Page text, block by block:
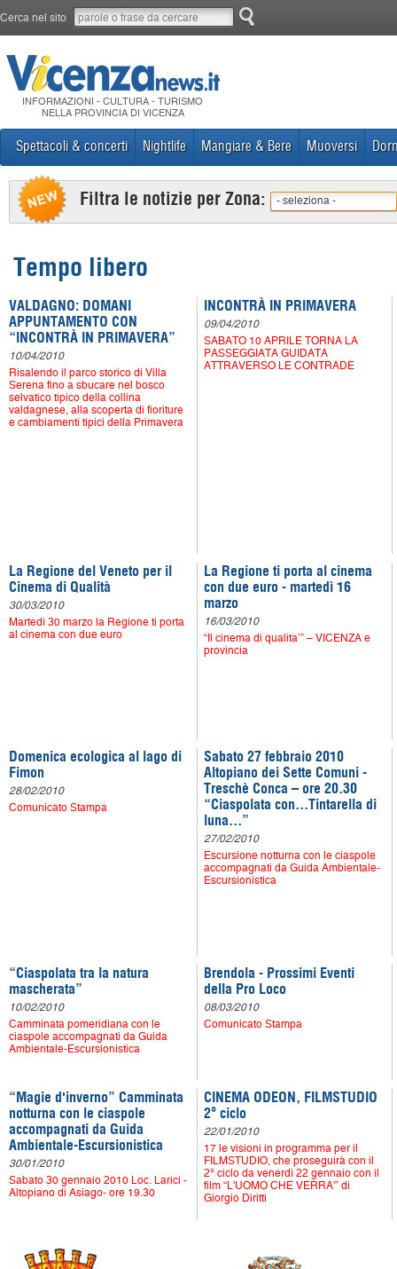
Cerca nel sito
INFORMAZIONI - CULTURA - TURISMO
NELLA PROVINCIA DI VICENZA
Spettacoli & concerti Nightlife Mangiare & Bere Muoversi
Filtra le notizie per Zona: - seleziona -
Tempo libero
VALDAGNO: DOMANI
APPUNTAMENTO CON
“INCONTRÀ IN PRIMAVERA”
10/04/2010
Risalendo il parco storico di Villa
Serena fino a sbucare nel bosco
selvatico tipico della collina
valdagnese, alla scoperta di fioriture
e cambiamenti tipici della Primavera
INCONTRÀ IN PRIMAVERA
09/04/2010
SABATO 10 APRILE TORNA LA
PASSEGGIATA GUIDATA
ATTRAVERSO LE CONTRADE
La Regione del Veneto per il
Cinema di Qualità
30/03/2010
Martedì 30 marzo la Regione ti porta
al cinema con due euro
La Regione ti porta al cinema
con due euro - martedì 16
marzo
16/03/2010
“Il cinema di qualita’” – VICENZA e
provincia
Domenica ecologica al lago di
Fimon
28/02/2010
Comunicato Stampa
Sabato 27 febbraio 2010
Altopiano dei Sette Comuni -
Treschè Conca – ore 20.30
“Ciaspolata con...Tintarella di
luna...”
27/02/2010
Escursione notturna con le ciaspole
accompagnati da Guida Ambientale-
Escursionistica
“Ciaspolata tra la natura
mascherata”
10/02/2010
Camminata pomeridiana con le
ciaspole accompagnati da Guida
Ambientale-Escursionistica
Brendola - Prossimi Eventi
della Pro Loco
08/03/2010
Comunicato Stampa
“Magie d'inverno” Camminata
notturna con le ciaspole
accompagnati da Guida
Ambientale-Escursionistica
30/01/2010
Sabato 30 gennaio 2010 Loc. Larici -
Altopiano di Asiago- ore 19.30
CINEMA ODEON, FILMSTUDIO
2° ciclo
22/01/2010
17 le visioni in programma per il
FILMSTUDIO, che proseguirà con il
2° ciclo da venerdì 22 gennaio con il
film “L'UOMO CHE VERRA'” di
Giorgio Diritti